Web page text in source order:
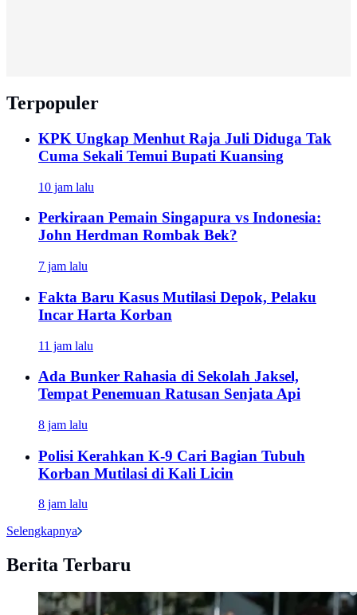
Terpopuler
KPK Ungkap Menhut Raja Juli Diduga Tak
Cuma Sekali Temui Bupati Kuansing
10 jam lalu
Perkiraan Pemain Singapura vs Indonesia:
John Herdman Rombak Bek?
7 jam lalu
Fakta Baru Kasus Mutilasi Depok, Pelaku
Incar Harta Korban
11 jam lalu
Ada Bunker Rahasia di Sekolah Jaksel,
Tempat Penemuan Ratusan Senjata Api
8 jam lalu
Polisi Kerahkan K-9 Cari Bagian Tubuh
Korban Mutilasi di Kali Licin
8 jam lalu
Selengkapnya
Berita Terbaru